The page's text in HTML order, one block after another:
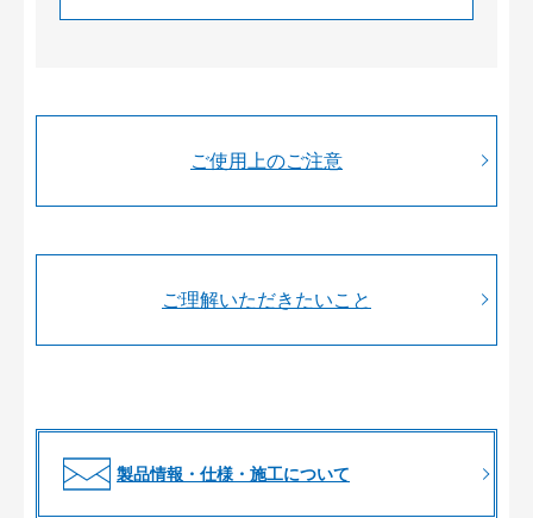
ご使用上のご注意
ご理解いただきたいこと
製品情報・仕様・施工について